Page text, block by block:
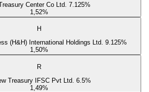
Center Co Ltd. 7.125%
1,52%
H
(H&H) International Holdings Ltd. 9.125%
1,50%
R
Treasury IFSC Pvt Ltd. 6.5%
1,49%